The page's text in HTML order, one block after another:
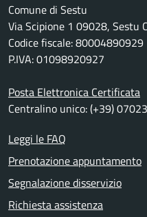
Comune di Sestu
Via Scipione 1 09028, Sestu
Codice fiscale: 80004890929
P.IVA: 01098920927
Posta Elettronica Certificata
Centralino unico: (+39)
Leggi le FAQ
Prenotazione appuntamento
Segnalazione disservizio
Richiesta assistenza